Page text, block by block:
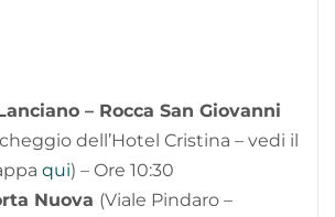
– Rocca San Giovanni
dell’Hotel Cristina – vedi il
qui) – Ore 10:30
Nuova (Viale Pindaro –